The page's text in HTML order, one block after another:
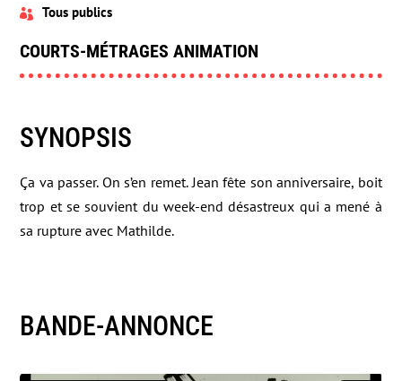
 Tous publics
COURTS-MÉTRAGES ANIMATION
SYNOPSIS
Ça va passer. On s’en remet. Jean fête son anniversaire, boit
trop et se souvient du week-end désastreux qui a mené à
sa rupture avec Mathilde.
BANDE-ANNONCE